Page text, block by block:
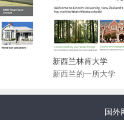
新西兰林肯大学
新西兰的一所大学
国外